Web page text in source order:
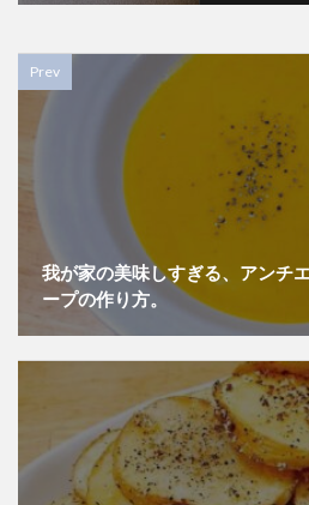
Prev
我が家の美味しすぎる、アンチ
ープの作り方。